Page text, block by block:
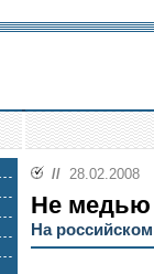
// 28.02.2008
Не медью
На